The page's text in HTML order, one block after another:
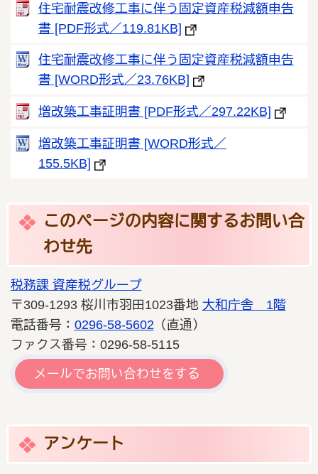
住宅耐震改修工事に伴う固定資産税減額申告
書 [PDF形式／119.81KB]
住宅耐震改修工事に伴う固定資産税減額申告
書 [WORD形式／23.76KB]
増改築工事証明書 [PDF形式／297.22KB]
増改築工事証明書 [WORD形式／
155.5KB]
このページの内容に関するお問い合
わせ先
税務課 資産税グループ
〒309-1293 桜川市羽田1023番地 大和庁舎 1階
電話番号： 0296-58-5602（直通）
ファクス番号：0296-58-5115
メールでお問い合わせをする
アンケート